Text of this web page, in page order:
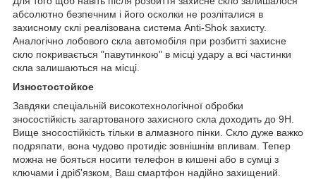
абсолютно безпечним і його осколки не розліталися в
захисному склі реалізована система Anti-Shok захисту.
Аналогічно лобового скла автомобіля при розбитті захисне
скло покривається "павутинкою" в місці удару а всі частинки
скла залишаються на місці.
Изностостойкое
Завдяки спеціальній високотехнологічної обробки
зносостійкість загартованого захисного скла доходить до 9H.
Вище зносостійкість тільки в алмазного пінки. Скло дуже важко
подряпати, вона чудово протидіє зовнішнім впливам. Тепер
можна не бояться носити телефон в кишені або в сумці з
ключами і дріб'язком, Ваш смартфон надійно захищений.